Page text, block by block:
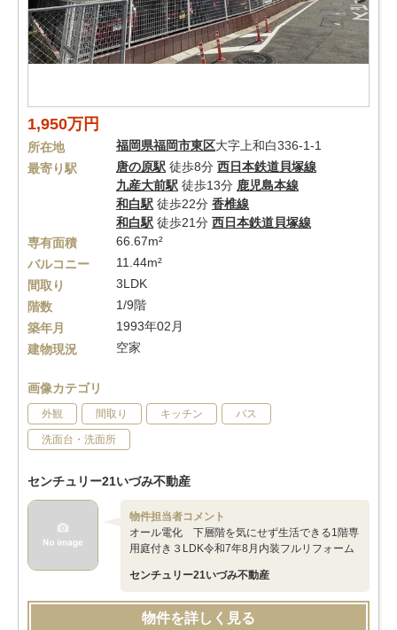
1,950万円
所在地 福岡県福岡市東区大字上和白336-1-1
最寄り駅
唐の原駅 徒歩8分 西日本鉄道貝塚線
九産大前駅 徒歩13分 鹿児島本線
和白駅 徒歩22分 香椎線
和白駅 徒歩21分 西日本鉄道貝塚線
専有面積
66.67m²
バルコニー
11.44m²
間取り
3LDK
階数
1/9階
築年月
1993年02月
建物現況
空家
画像カテゴリ
外観 間取り キッチン バス
洗面台・洗面所
センチュリー21いづみ不動産
物件担当者コメント
オール電化 下層階を気にせず生活できる1階専
用庭付き３LDK令和7年8月内装フルリフォーム
センチュリー21いづみ不動産
物件を詳しく見る